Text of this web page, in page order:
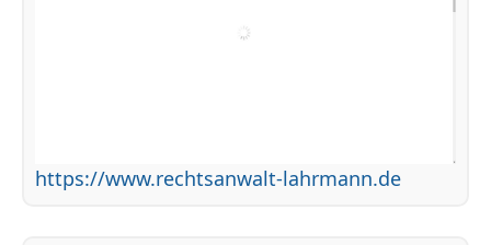
https://www.rechts­anwalt-lahrmann.de